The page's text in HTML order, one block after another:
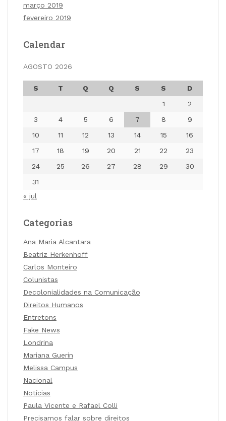
março 2019
fevereiro 2019
Calendar
AGOSTO 2026
S T Q Q S S
D
1
2
3
4 5 6 7 8
9
10
11 12 13 14 15
16
17
18 19 20 21 22
23
24
25 26 27 28 29
30
31
« jul
Categorias
Ana Maria Alcantara
Beatriz Herkenhoff
Carlos Monteiro
Colunistas
Decolonialidades na Comunicação
Direitos Humanos
Entretons
Fake News
Londrina
Mariana Guerin
Melissa Campus
Nacional
Notícias
Paula Vicente e Rafael Colli
Precisamos falar sobre direitos